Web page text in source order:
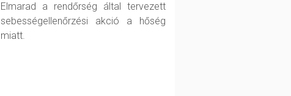
Elmarad a rendőrség által tervezett
sebességellenőrzési akció a hőség
miatt.